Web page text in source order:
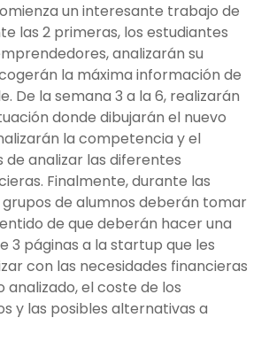
un interesante trabajo de
las 2 primeras, los estudiantes
analizarán su
la máxima información de
De la semana 3 a la 6, realizarán
donde dibujarán el nuevo
la competencia y el
de analizar las diferentes
Finalmente, durante las
grupos de alumnos deberán tomar
de que deberán hacer una
3 páginas a la startup que les
con las necesidades financieras
analizado, el coste de los
y las posibles alternativas a